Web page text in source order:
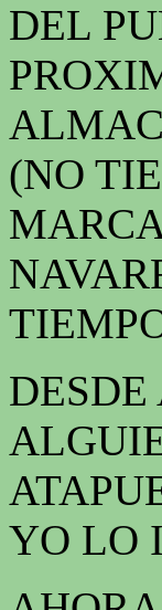
DEL
(NO
YO LO